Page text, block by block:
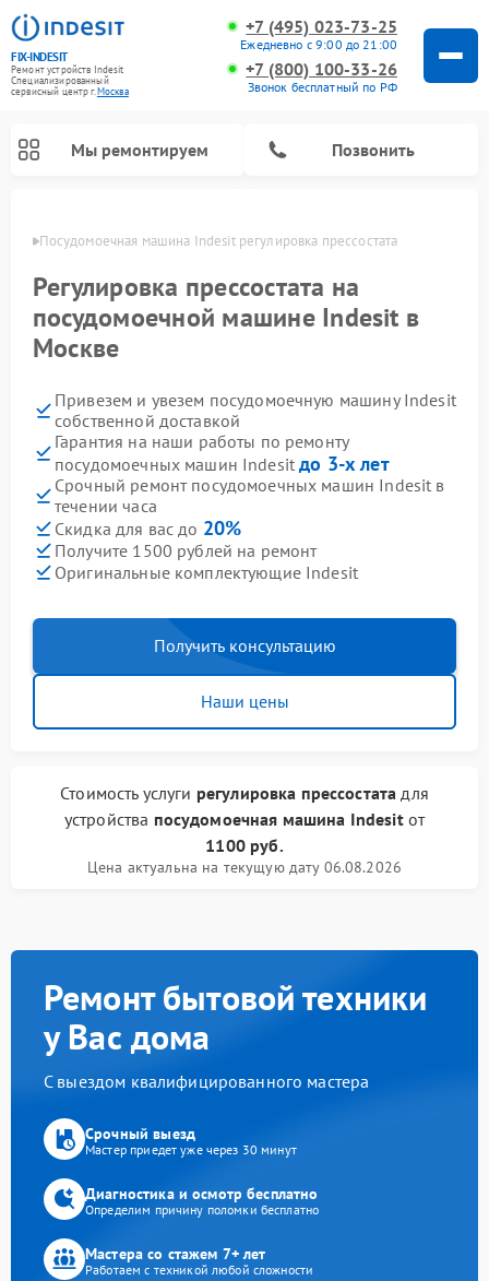
FIX-INDESIT
Ремонт устройств Indesit
Специализированный
cервисный центр г.Москва
+7 (495) 023-73-25
Ежедневно с 9:00 до 21:00
+7 (800) 100-33-26
Звонок бесплатный по РФ
Мы ремонтируем Позвонить
Посудомоечная машина Indesit регулировка прессостата
Регулировка прессостата на
посудомоечной машине Indesit в
Москве
Привезем и увезем посудомоечную машину Indesit
собственной доставкой
Гарантия на наши работы по ремонту
посудомоечных машин Indesitдо 3-х лет
Срочный ремонт посудомоечных машин Indesit в
течении часа
Скидка для вас до 20%
Получите 1500 рублей на ремонт
Оригинальные комплектующие Indesit
Получить консультацию
Наши цены
Стоимость услуги регулировка прессостата для
устройства посудомоечная машина Indesitот
1100 руб.
Цена актуальна на текущую дату 06.08.2026
Ремонт бытовой техники
у Вас дома
С выездом квалифицированного мастера
Срочный выезд
Мастер приедет уже через 30 минут
Диагностика и осмотр бесплатно
Определим причину поломки бесплатно
Мастера со стажем 7+ лет
Работаем с техникой любой сложности